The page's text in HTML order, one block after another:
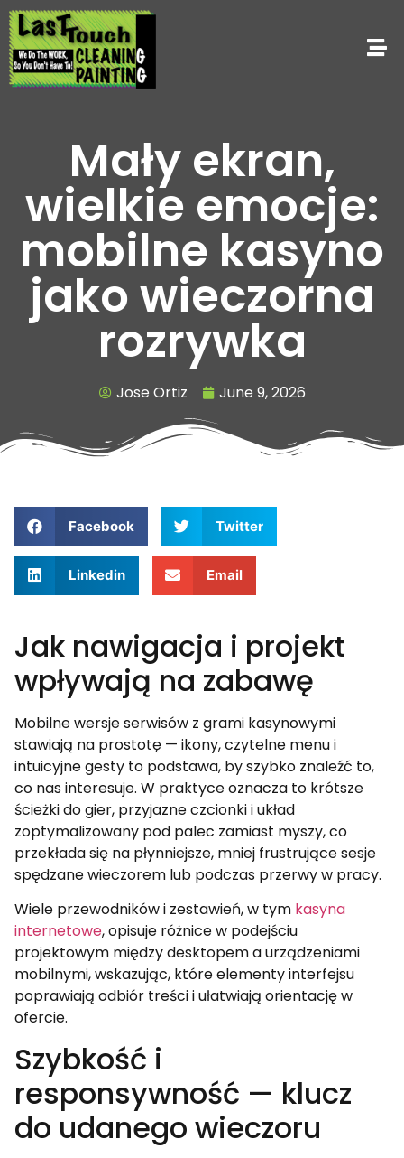
Mały ekran,
wielkie emocje:
mobilne kasyno
jako wieczorna
rozrywka
Jose Ortiz June 9, 2026
Facebook Twitter
Linkedin Email
Jak nawigacja i projekt
wpływają na zabawę
Mobilne wersje serwisów z grami kasynowymi
stawiają na prostotę — ikony, czytelne menu i
intuicyjne gesty to podstawa, by szybko znaleźć to,
co nas interesuje. W praktyce oznacza to krótsze
ścieżki do gier, przyjazne czcionki i układ
zoptymalizowany pod palec zamiast myszy, co
przekłada się na płynniejsze, mniej frustrujące sesje
spędzane wieczorem lub podczas przerwy w pracy.
Wiele przewodników i zestawień, w tym kasyna
internetowe, opisuje różnice w podejściu
projektowym między desktopem a urządzeniami
mobilnymi, wskazując, które elementy interfejsu
poprawiają odbiór treści i ułatwiają orientację w
ofercie.
Szybkość i
responsywność — klucz
do udanego wieczoru